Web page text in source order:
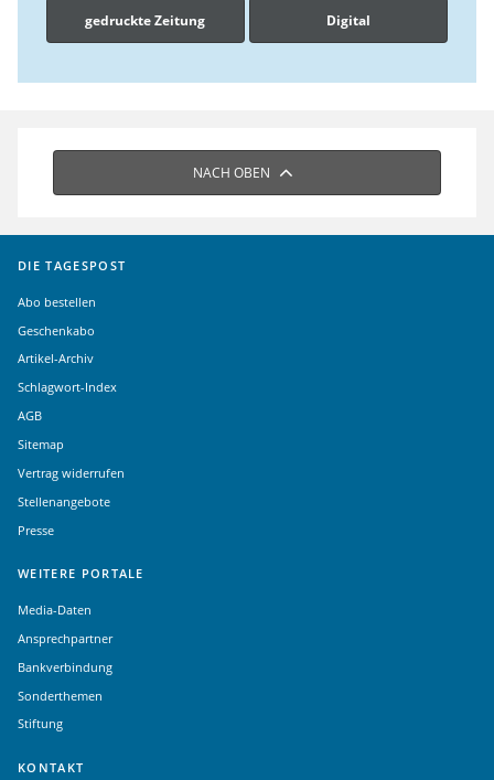
gedruckte Zeitung Digital
NACH OBEN
DIE TAGESPOST
Abo bestellen
Geschenkabo
Artikel-Archiv
Schlagwort-Index
AGB
Sitemap
Vertrag widerrufen
Stellenangebote
Presse
WEITERE PORTALE
Media-Daten
Ansprechpartner
Bankverbindung
Sonderthemen
Stiftung
KONTAKT